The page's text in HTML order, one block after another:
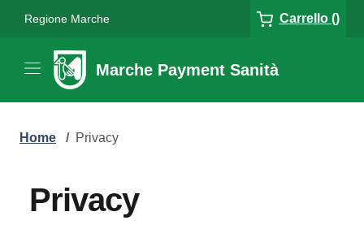
Regione Marche Carrello ()
Marche Payment Sanità
Home / Privacy
Privacy